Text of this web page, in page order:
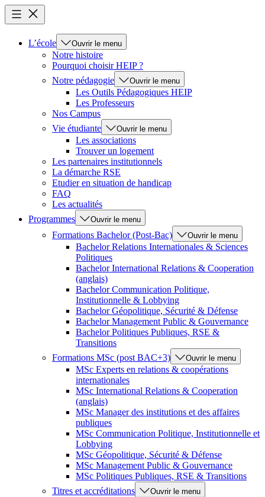
L’école Ouvrir le menu
Notre histoire
Pourquoi choisir HEIP ?
Notre pédagogie
Ouvrir le menu
Les Outils Pédagogiques HEIP
Les Professeurs
Nos Campus
Vie étudiante
Ouvrir le menu
Les associations
Trouver un logement
Les partenaires institutionnels
La démarche RSE
Etudier en situation de handicap
FAQ
Les actualités
Programmes
Ouvrir le menu
Formations Bachelor (Post-Bac) Ouvrir le menu
Bachelor Relations Internationales & Sciences
Politiques
Bachelor International Relations & Cooperation
(anglais)
Bachelor Communication Politique,
Institutionnelle & Lobbying
Bachelor Géopolitique, Sécurité & Défense
Bachelor Management Public & Gouvernance
Bachelor Politiques Publiques, RSE &
Transitions
Formations MSc (post BAC+3)
Ouvrir le menu
MSc Experts en relations & coopérations
internationales
MSc International Relations & Cooperation
(anglais)
MSc Manager des institutions et des affaires
publiques
MSc Communication Politique, Institutionnelle et
Lobbying
MSc Géopolitique, Sécurité & Défense
MSc Management Public & Gouvernance
MSc Politiques Publiques, RSE & Transitions
Titres et accréditations
Ouvrir le menu